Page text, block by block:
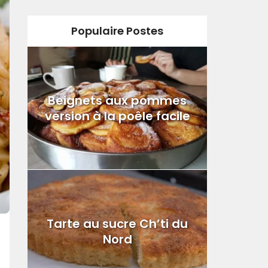
Populaire Postes
Beignets aux pommes
version à la poêle facile
Tarte au sucre Ch’ti du
Nord